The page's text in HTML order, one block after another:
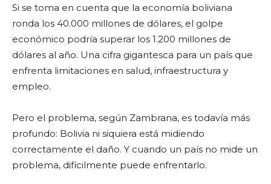
Si se toma en cuenta que la economía boliviana
ronda los 40.000 millones de dólares, el golpe
económico podría superar los 1.200 millones de
dólares al año. Una cifra gigantesca para un país que
enfrenta limitaciones en salud, infraestructura y
empleo.
Pero el problema, según Zambrana, es todavía más
profundo: Bolivia ni siquiera está midiendo
correctamente el daño. Y cuando un país no mide un
problema, difícilmente puede enfrentarlo.